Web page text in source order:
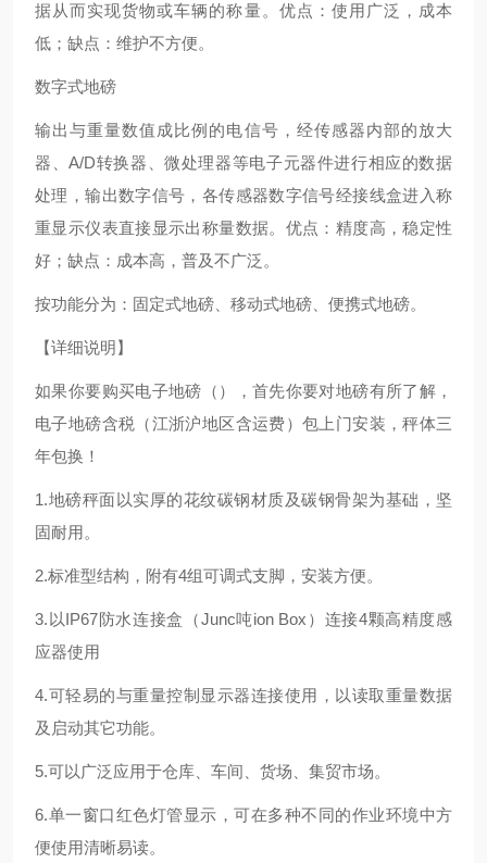
据从而实现货物或车辆的称量。优点：使用广泛，成本
低；缺点：维护不方便。
数字式地磅
输出与重量数值成比例的电信号，经传感器内部的放大
器、A/D转换器、微处理器等电子元器件进行相应的数据
处理，输出数字信号，各传感器数字信号经接线盒进入称
重显示仪表直接显示出称量数据。优点：精度高，稳定性
好；缺点：成本高，普及不广泛。
按功能分为：固定式地磅、移动式地磅、便携式地磅。
【详细说明】
如果你要购买电子地磅（），首先你要对地磅有所了解，
电子地磅含税（江浙沪地区含运费）包上门安装，秤体三
年包换！
1.地磅秤面以实厚的花纹碳钢材质及碳钢骨架为基础，坚
固耐用。
2.标准型结构，附有4组可调式支脚，安装方便。
3.以IP67防水连接盒（Junc吨ion Box）连接4颗高精度感
应器使用
4.可轻易的与重量控制显示器连接使用，以读取重量数据
及启动其它功能。
5.可以广泛应用于仓库、车间、货场、集贸市场。
6.单一窗口红色灯管显示，可在多种不同的作业环境中方
便使用清晰易读。